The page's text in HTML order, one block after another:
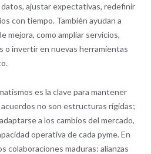
ajustar expectativas, redefinir
con tiempo. También ayudan a
mejora, como ampliar servicios,
o invertir en nuevas herramientas
es la clave para mantener
no son estructuras rígidas;
a los cambios del mercado,
operativa de cada pyme. En
colaboraciones maduras: alianzas